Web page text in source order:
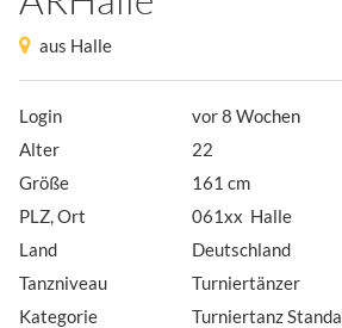
aus Halle
Login
vor 8 Wochen
Alter
22
Größe
161 cm
PLZ, Ort
061xx Halle
Land
Deutschland
Tanzniveau
Turniertänzer
Kategorie
Turniertanz